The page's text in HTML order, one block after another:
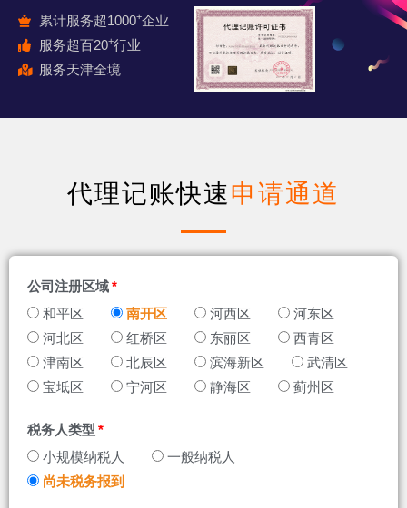
累计服务超1000+企业
服务超百20+行业
服务天津全境
代理记账快速申请通道
公司注册区域
和平区
南开区 河西区
河东区
河北区
红桥区 东丽区
西青区
津南区
北辰区 滨海新区
武清区
宝坻区
宁河区 静海区 蓟州区
税务人类型
小规模纳税人
一般纳税人
尚未税务报到